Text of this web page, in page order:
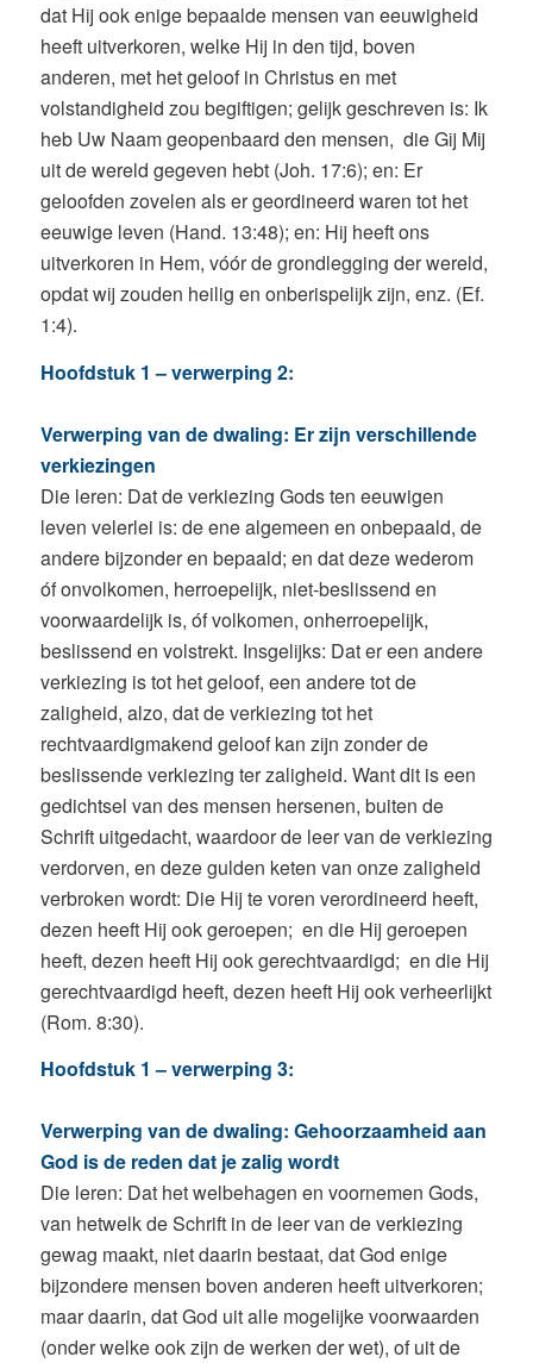
dat Hij ook enige bepaalde mensen van eeuwigheid
heeft uitverkoren, welke Hij in den tijd, boven
anderen, met het geloof in Christus en met
volstandigheid zou begiftigen; gelijk geschreven is: Ik
heb Uw Naam geopenbaard den mensen, die Gij Mij
uit de wereld gegeven hebt (Joh. 17:6); en: Er
geloofden zovelen als er geordineerd waren tot het
eeuwige leven (Hand. 13:48); en: Hij heeft ons
uitverkoren in Hem, vóór de grondlegging der wereld,
opdat wij zouden heilig en onberispelijk zijn, enz. (Ef.
1:4).
Hoofdstuk 1 – verwerping 2:
Verwerping van de dwaling: Er zijn verschillende
verkiezingen
Die leren: Dat de verkiezing Gods ten eeuwigen
leven velerlei is: de ene algemeen en onbepaald, de
andere bijzonder en bepaald; en dat deze wederom
óf onvolkomen, herroepelijk, niet-beslissend en
voorwaardelijk is, óf volkomen, onherroepelijk,
beslissend en volstrekt. Insgelijks: Dat er een andere
verkiezing is tot het geloof, een andere tot de
zaligheid, alzo, dat de verkiezing tot het
rechtvaardigmakend geloof kan zijn zonder de
beslissende verkiezing ter zaligheid. Want dit is een
gedichtsel van des mensen hersenen, buiten de
Schrift uitgedacht, waardoor de leer van de verkiezing
verdorven, en deze gulden keten van onze zaligheid
verbroken wordt: Die Hij te voren verordineerd heeft,
dezen heeft Hij ook geroepen; en die Hij geroepen
heeft, dezen heeft Hij ook gerechtvaardigd; en die Hij
gerechtvaardigd heeft, dezen heeft Hij ook verheerlijkt
(Rom. 8:30).
Hoofdstuk 1 – verwerping 3:
Verwerping van de dwaling: Gehoorzaamheid aan
God is de reden dat je zalig wordt
Die leren: Dat het welbehagen en voornemen Gods,
van hetwelk de Schrift in de leer van de verkiezing
gewag maakt, niet daarin bestaat, dat God enige
bijzondere mensen boven anderen heeft uitverkoren;
maar daarin, dat God uit alle mogelijke voorwaarden
(onder welke ook zijn de werken der wet), of uit de